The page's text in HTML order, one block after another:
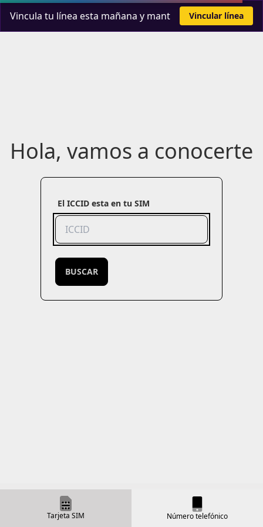
Vincula tu línea esta mañana y mantén tu cuenta lista.
Vincular línea
Hola, vamos a conocerte
Tarjeta SIM Número telefónico
El ICCID esta en tu SIM
BUSCAR